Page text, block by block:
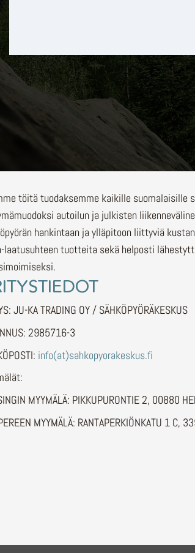
töitä tuodaksemme kaikille suomalaisille
autoilun ja julkisten
hankintaan ja ylläpitoon liittyviä
laatusuhteen tuotteita sekä helposti
JU-KA TRADING OY / SÄHKÖPYÖRÄKESKUS
2985716-3
info(at)sahkopyorakeskus.fi
MYYMÄLÄ: PIKKUPURONTIE 2, 00880
MYYMÄLÄ: RANTAPERKIÖNKATU 1